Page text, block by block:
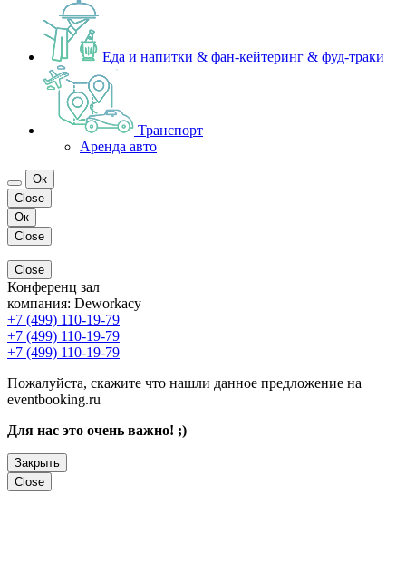
Еда и напитки & фан-кейтеринг & фуд-траки
Транспорт
Аренда авто
Ок
Close
Ок
Close
Close
Конференц зал
компания: Deworkacy
+7 (499) 110-19-79
+7 (499) 110-19-79
+7 (499) 110-19-79
Пожалуйста, скажите что нашли данное предложение на
eventbooking.ru
Для нас это очень важно! ;)
Закрыть
Close